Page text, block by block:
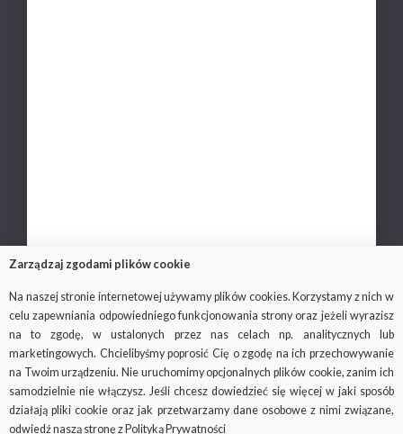
Zarządzaj zgodami plików cookie
Na naszej stronie internetowej używamy plików cookies. Korzystamy z nich w
celu zapewniania odpowiedniego funkcjonowania strony oraz jeżeli wyrazisz
na to zgodę, w ustalonych przez nas celach np. analitycznych lub
marketingowych. Chcielibyśmy poprosić Cię o zgodę na ich przechowywanie
na Twoim urządzeniu. Nie uruchomimy opcjonalnych plików cookie, zanim ich
samodzielnie nie włączysz. Jeśli chcesz dowiedzieć się więcej w jaki sposób
działają pliki cookie oraz jak przetwarzamy dane osobowe z nimi związane,
odwiedź naszą stronę z Polityką Prywatności
© 2018-2019Via Medica , wszystkie prawa
zastrzeżone
Ważne: strona viamedica.pl wykorzystuje pliki cookies.
Czym są i do czego służą pliki cookies, możesz się dowiedzieć na
stronie